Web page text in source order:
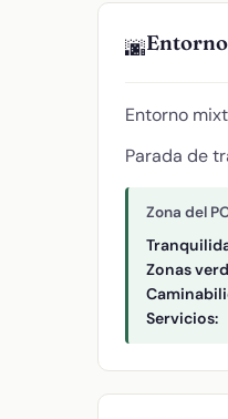
🌆
Entorno
Parada de
Zona del
Zonas
Servicios: